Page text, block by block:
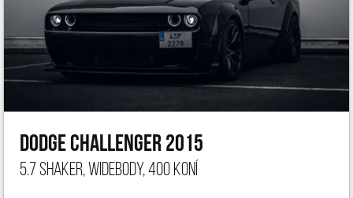
Dodge Challenger 2015
5.7 Shaker, widebody, 400 koní